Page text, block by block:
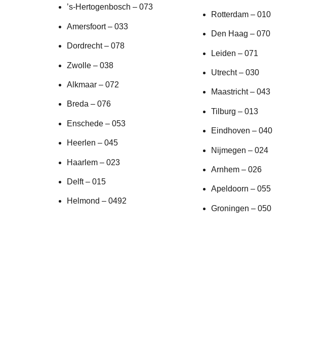
’s-Hertogenbosch – 073
Amersfoort – 033
Dordrecht – 078
Zwolle – 038
Alkmaar – 072
Breda – 076
Enschede – 053
Heerlen – 045
Haarlem – 023
Delft – 015
Helmond – 0492
Rotterdam – 010
Den Haag – 070
Leiden – 071
Utrecht – 030
Maastricht – 043
Tilburg – 013
Eindhoven – 040
Nijmegen – 024
Arnhem – 026
Apeldoorn – 055
Groningen – 050